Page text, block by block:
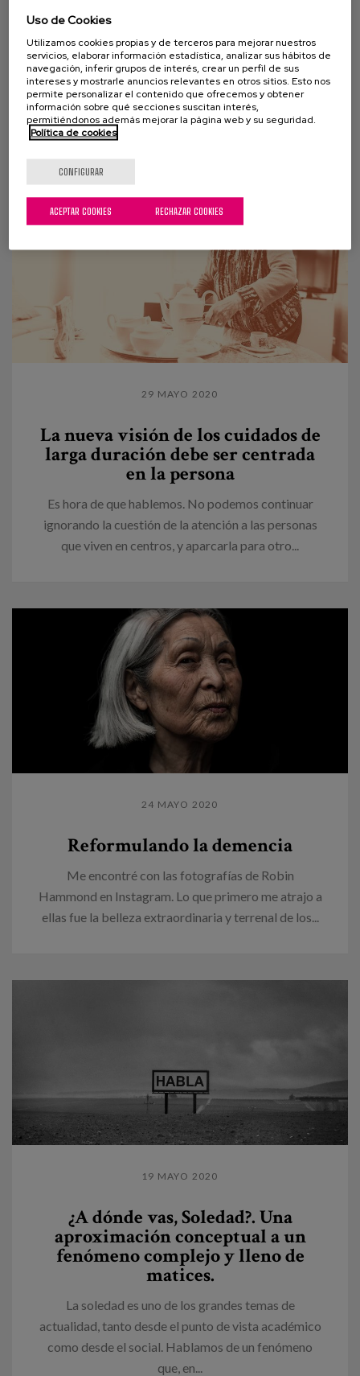
Reflexiones éticas sobre COVID-19
“La edad no es la clave, y la seguridad no es lo único”
Compartimos, a continuación, un breve extracto de
un documento que reúne una serie de...
29 MAYO 2020
La nueva visión de los cuidados de
larga duración debe ser centrada
en la persona
Es hora de que hablemos. No podemos continuar
ignorando la cuestión de la atención a las personas
que viven en centros, y aparcarla para otro...
24 MAYO 2020
Reformulando la demencia
Me encontré con las fotografías de Robin
Hammond en Instagram. Lo que primero me atrajo a
ellas fue la belleza extraordinaria y terrenal de los...
19 MAYO 2020
¿A dónde vas, Soledad?. Una
aproximación conceptual a un
fenómeno complejo y lleno de
matices.
La soledad es uno de los grandes temas de
actualidad, tanto desde el punto de vista académico
como desde el social. Hablamos de un fenómeno
que, en...
Uso de Cookies
Utilizamos cookies propias y de terceros para mejorar nuestros
servicios, elaborar información estadística, analizar sus hábitos de
navegación, inferir grupos de interés, crear un perfil de sus
intereses y mostrarle anuncios relevantes en otros sitios. Esto nos
permite personalizar el contenido que ofrecemos y obtener
información sobre qué secciones suscitan interés,
permitiéndonos además mejorar la página web y su seguridad.
Política de cookies
CONFIGURAR
RECHAZAR COOKIES
ACEPTAR COOKIES